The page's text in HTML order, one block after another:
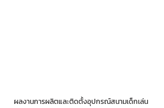
ผลงานการผลิตและติดตั้งอุปกรณ์สนามเด็กเล่น